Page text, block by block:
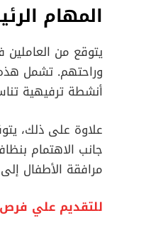
المهام
يتوقع من العاملين
وراحتهم. تشمل
أنشطة ترفيهية
علاوة على ذلك،
جانب الاهتمام
مرافقة الأطفال
للتقديم علي فرص عمل